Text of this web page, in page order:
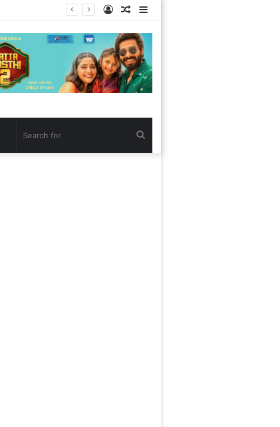
Sidebar
Random
Article
Log
In